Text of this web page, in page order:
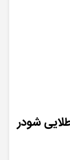
شودر